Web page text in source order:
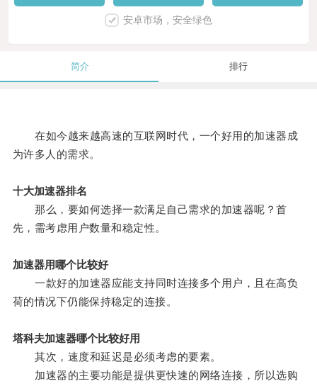
安卓市场，安全绿色
简介 排行
在如今越来越高速的互联网时代，一个好用的加速器成
为许多人的需求。
十大加速器排名
那么，要如何选择一款满足自己需求的加速器呢？首
先，需考虑用户数量和稳定性。
加速器用哪个比较好
一款好的加速器应能支持同时连接多个用户，且在高负
荷的情况下仍能保持稳定的连接。
塔科夫加速器哪个比较好用
其次，速度和延迟是必须考虑的要素。
加速器的主要功能是提供更快速的网络连接，所以选购